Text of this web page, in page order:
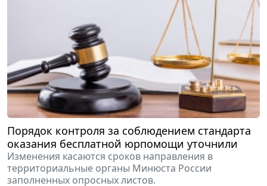
Порядок контроля за соблюдением стандарта
оказания бесплатной юрпомощи уточнили
Изменения касаются сроков направления в
территориальные органы Минюста России
заполненных опросных листов.
20 мая 2026 15:34 Общество